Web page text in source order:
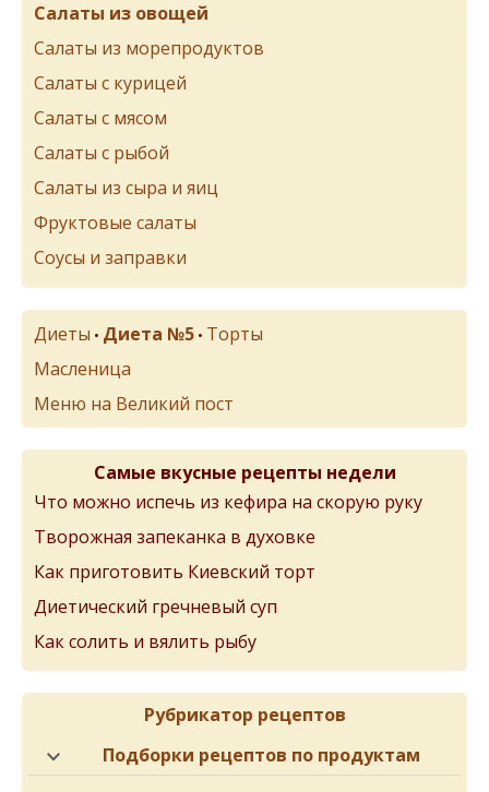
Салаты из овощей
Салаты из морепродуктов
Салаты с курицей
Салаты с мясом
Салаты с рыбой
Салаты из сыра и яиц
Фруктовые салаты
Соусы и заправки
Диеты • Диета №5 • Торты
Масленица
Меню на Великий пост
Самые вкусные рецепты недели
Что можно испечь из кефира на скорую руку
Творожная запеканка в духовке
Как приготовить Киевский торт
Диетический гречневый суп
Как солить и вялить рыбу
Рубрикатор рецептов
Подборки рецептов по продуктам